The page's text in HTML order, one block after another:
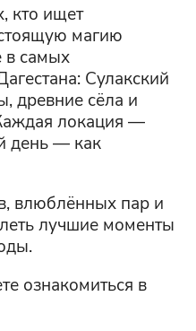
кто ищет
магию
в самых
Сулакский
древние сёла и
локация —
день — как
влюблённых пар и
лучшие моменты
ознакомиться в